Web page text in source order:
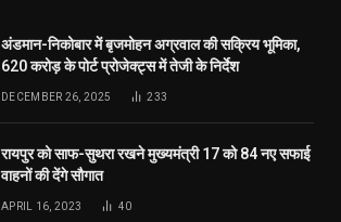
अंडमान-निकोबार में बृजमोहन अग्रवाल की सक्रिय भूमिका,
620 करोड़ के पोर्ट प्रोजेक्ट्स में तेजी के निर्देश
DECEMBER 26, 2025 233
रायपुर को साफ-सुथरा रखने मुख्यमंत्री 17 को 84 नए सफाई
वाहनों की देंगे सौगात
APRIL 16, 2023 40